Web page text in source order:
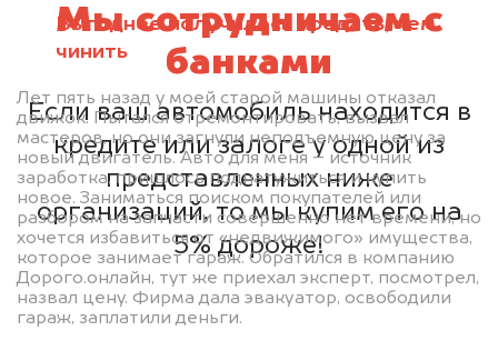
Выгоднее получилось продать, чем
чинить
Лет пять назад у моей старой машины отказал
движок. Пытался отремонтировать, вызвал
мастеров, но они загнули неподъемную цену за
новый двигатель. Авто для меня – источник
заработка, пришлось поднатужиться и купить
новое. Заниматься поиском покупателей или
разбором на запчасти совершенно нет времени, но
хочется избавиться от «недвижимого» имущества,
которое занимает гараж. Обратился в компанию
Дорого.онлайн, тут же приехал эксперт, посмотрел,
назвал цену. Фирма дала эвакуатор, освободили
гараж, заплатили деньги.
Мы сотрудничаем с
банками
Если ваш автомобиль находится в
кредите или залоге у одной из
представленных ниже
организаций, то мы купим его на
5% дороже!